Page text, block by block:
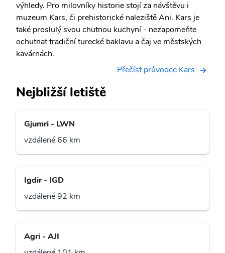
výhledy. Pro milovníky historie stojí za návštěvu i
muzeum Kars, či prehistorické naleziště Ani. Kars je
také proslulý svou chutnou kuchyní - nezapomeňte
ochutnat tradiční turecké baklavu a čaj ve městských
kavárnách.
Přečíst průvodce Kars
Nejbližší letiště
Gjumri - LWN
vzdálené 66 km
Igdir - IGD
vzdálené 92 km
Agri - AJI